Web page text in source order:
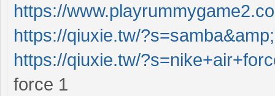
https://
https://qiuxie.tw/
https://qiuxie.tw/
force 1